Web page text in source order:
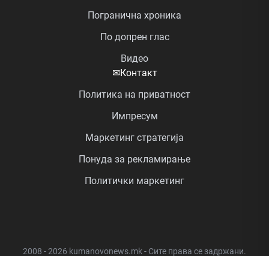
Погранична хроника
По допрен глас
Видео
✉Контакт
Политика на приватност
Импресум
Маркетинг стратегија
Понуда за рекламирање
Политички маркетинг
2008 - 2026 kumanovonews.mk - Сите права се задржани.